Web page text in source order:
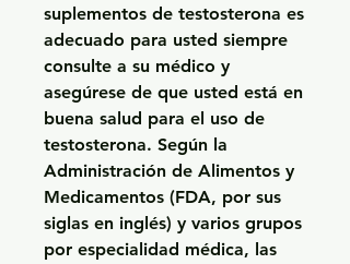
suplementos de testosterona es
adecuado para usted siempre
consulte a su médico y
asegúrese de que usted está en
buena salud para el uso de
testosterona. Según la
Administración de Alimentos y
Medicamentos (FDA, por sus
siglas en inglés) y varios grupos
por especialidad médica, las